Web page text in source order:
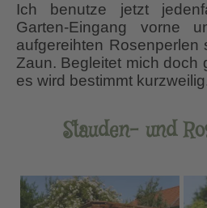
Ich benutze jetzt
Garten-Eingang vorne
aufgereihten Rosenperlen
Zaun. Begleitet mich doch
es wird bestimmt
Stauden- und